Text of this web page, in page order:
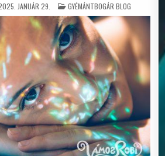
JANUÁR 29. POSTED
IN
GYÉMÁNTBOGÁR BLOG